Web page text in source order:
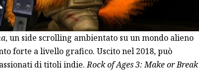
, un side scrolling ambientato su un mondo alieno
forte a livello grafico. Uscito nel 2018, può
di titoli indie.Rock of Ages 3: Make or Break